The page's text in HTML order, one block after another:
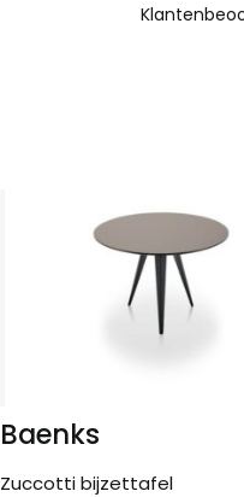
Baenks
Zuccotti bijzettafel